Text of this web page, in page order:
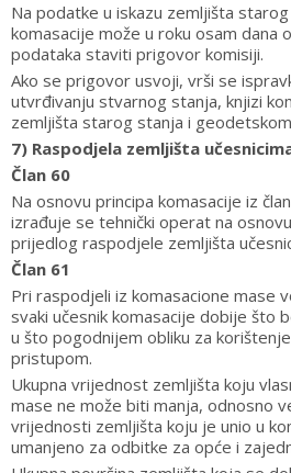
Na podatke u iskazu zemljišta
komasacije može u roku osam dana
podataka staviti prigovor komisiji.
Ako se prigovor usvoji, vrši se
utvrđivanju stvarnog stanja, knjizi
zemljišta starog stanja i
7) Raspodjela zemljišta
Član 60
Na osnovu principa komasacije iz
izrađuje se tehnički operat na
prijedlog raspodjele zemljišta
Član 61
Pri raspodjeli iz komasacione mase
svaki učesnik komasacije dobije što
u što pogodnijem obliku za
pristupom.
Ukupna vrijednost zemljišta koju
mase ne može biti manja, odnosno
vrijednosti zemljišta koju je unio u
umanjeno za odbitke za opće i